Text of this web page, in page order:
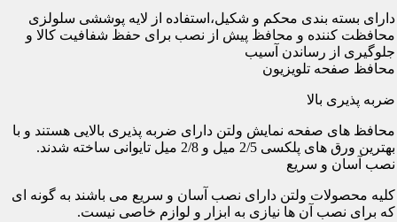
دارای بسته بندی محکم و شکیل،استفاده از لایه پوششی سلولزی
محافظت کننده و محافظ پیش از نصب برای حفظ شفافیت کالا و
جلوگیری از رساندن آسیب
محافظ صفحه تلویزیون
ضربه پذیری بالا
محافظ های صفحه نمایش ولتن دارای ضربه پذیری بالایی هستند و با
بهترین ورق های پلکسی 2/5 میل و 2/8 میل تایوانی ساخته شدند.
نصب آسان و سریع
کلیه محصولات ولتن دارای نصب آسان و سریع می باشند به گونه ای
که برای نصب آن ها نیازی به ابزار و لوازم خاصی نیست.